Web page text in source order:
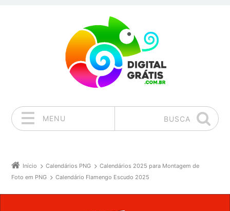
MENU BUSCA
Início Calendários PNG
Calendários 2025 para Montagem de
Foto em PNG
Calendário Flamengo Escudo 2025